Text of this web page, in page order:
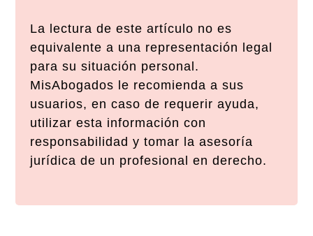
La lectura de este artículo no es
equivalente a una representación legal
para su situación personal.
MisAbogados le recomienda a sus
usuarios, en caso de requerir ayuda,
utilizar esta información con
responsabilidad y tomar la asesoría
jurídica de un profesional en derecho.